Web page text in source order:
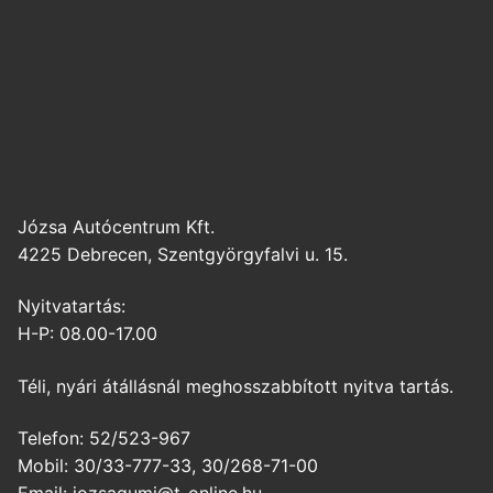
Józsa Autócentrum Kft.
4225 Debrecen, Szentgyörgyfalvi u. 15.
Nyitvatartás:
H-P: 08.00-17.00
Téli, nyári átállásnál meghosszabbított nyitva tartás.
Telefon: 52/523-967
Mobil: 30/33-777-33, 30/268-71-00